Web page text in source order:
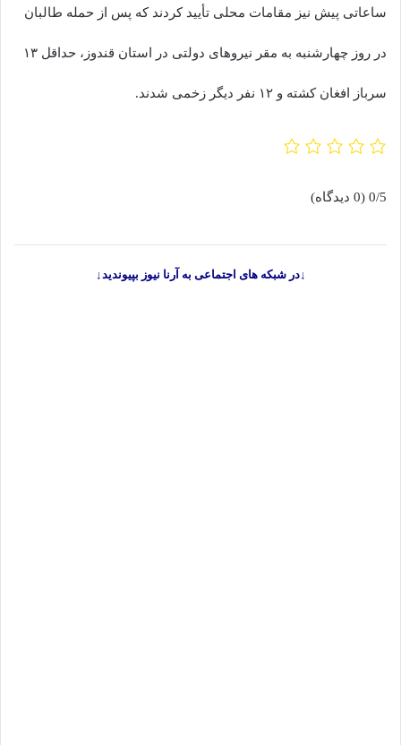
ساعاتی پیش نیز مقامات محلی تأیید کردند که پس از حمله طالبان
در روز چهارشنبه به مقر نیروهای دولتی در استان قندوز، حداقل ۱۳
سرباز افغان کشته و ۱۲ نفر دیگر زخمی شدند.
0/5 (0 دیدگاه)
↓در شبکه های اجتماعی به آرنا نیوز بپیوندید↓